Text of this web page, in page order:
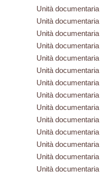
Unità documentaria
Unità documentaria
Unità documentaria
Unità documentaria
Unità documentaria
Unità documentaria
Unità documentaria
Unità documentaria
Unità documentaria
Unità documentaria
Unità documentaria
Unità documentaria
Unità documentaria
Unità documentaria